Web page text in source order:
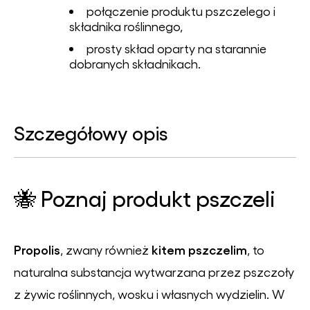
połączenie produktu pszczelego i
składnika roślinnego,
prosty skład oparty na starannie
dobranych składnikach.
Szczegółowy opis
🐝 Poznaj produkt pszczeli
Propolis, zwany również kitem pszczelim, to
naturalna substancja wytwarzana przez pszczoły
z żywic roślinnych, wosku i własnych wydzielin. W